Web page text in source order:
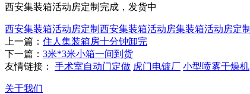
西安集装箱活动房定制完成，发货中
​西安集装箱活动房定制 ​西安集装箱活动房​集装箱活动房定制
上一篇： 住人集装箱房十分钟卸完
下一篇： 3米*3米小箱一间到货
友情链接：
手术室自动门定做 虎门电镀厂 小型喷雾干燥机
关于我们